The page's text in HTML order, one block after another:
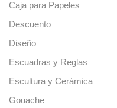
Caja para Papeles
Descuento
Diseño
Escuadras y Reglas
Escultura y Cerámica
Gouache